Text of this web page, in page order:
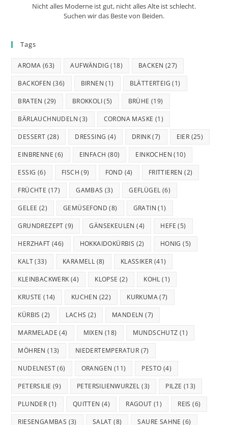
Nicht alles Moderne ist gut, nicht alles Alte ist schlecht.
Suchen wir das Beste von Beiden.
Tags
AROMA (63) AUFWÄNDIG (18) BACKEN (27)
BACKOFEN (36) BIRNEN (1) BLÄTTERTEIG (1)
BRATEN (29) BROKKOLI(5) BRÜHE (19)
BÄRLAUCHNUDELN (3) CORONA MASKE (1)
DESSERT (28) DRESSING (4) DRINK(7) EIER (25)
EINBRENNE (6) EINFACH (80) EINKOCHEN (10)
ESSIG (6) FISCH (9) FOND (4) FRITTIEREN (2)
FRÜCHTE (17) GAMBAS (3) GEFLÜGEL (6)
GELEE (2) GEMÜSEFOND (8) GRATIN (1)
GRUNDREZEPT (9) GÄNSEKEULEN (4) HEFE (5)
HERZHAFT (46) HOKKAIDOKÜRBIS (2) HONIG (5)
KALT(33) KARAMELL (8) KLASSIKER (41)
KLEINBACKWERK (4) KLOPSE (2) KOHL (1)
KRUSTE (14) KUCHEN (22) KURKUMA(7)
KÜRBIS (2) LACHS (2) MANDELN (7)
MARMELADE (4) MIXEN (18) MUNDSCHUTZ (1)
MÖHREN (13) NIEDERTEMPERATUR (7)
NUDELNEST(6) ORANGEN (11) PESTO (4)
PETERSILIE (9) PETERSILIENWURZEL (3) PILZE (13)
PLUNDER (1) QUITTEN (4) RAGOUT (1) REIS (6)
RIESENGAMBAS (3) SALAT (8) SAURE SAHNE (6)